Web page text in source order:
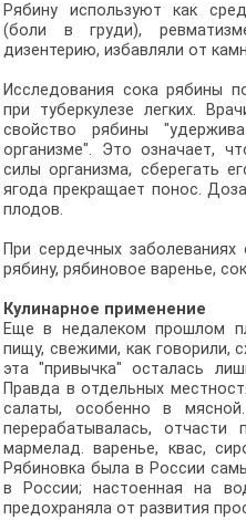
Рябину используют как
(боли в груди),
дизентерию, избавляли от
Исследования сока рябины
при туберкулезе легких.
свойство рябины
организме". Это означает,
силы организма, сберегать
ягода прекращает понос.
плодов.
При сердечных
рябину, рябиновое варенье,
Кулинарное применение
Еще в недалеком прошлом
пищу, свежими, как говорили,
эта "привычка" осталась
Правда в отдельных
салаты, особенно в
перерабатывалась, отчасти
мармелад. варенье, квас,
Рябиновка была в России
в России; настоенная на
предохраняла от развития